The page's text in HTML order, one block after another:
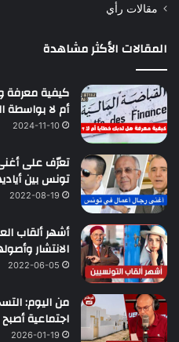
مقالات رأي
المقالات الأكثر مشاهدة
كيفية معرفة
أم لا بواسطة
2024-11-10
تونس بين
2022-08-19
أشهر ألقاب
الانتشار
2022-06-05
من اليوم:
اجتماعية
2026-01-19